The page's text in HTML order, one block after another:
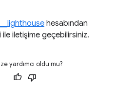
hesabından
iletişime geçebilirsiniz.
yardımcı oldu mu?